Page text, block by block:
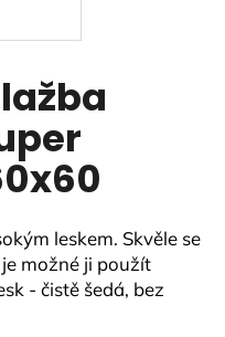
leskem. Skvěle se
možné ji použít
- čistě šedá, bez